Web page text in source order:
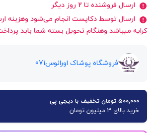
ارسال فروشنده تا 2 روز دیگر
ارسال توسط دکاپست انجام می‌شود وهزینه
کرایه میباشد وهنگام تحویل بسته شما باید
فروشگاه پوشاک اورانوس071
۵۰۰,۰۰۰ تومان تخفیف با دیجی پی
خرید بالای 3 میلیون تومان